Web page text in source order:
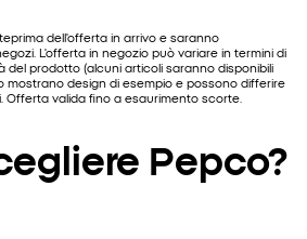
dell'offerta in arrivo e saranno
L'offerta in negozio può variare in termini di
del prodotto (alcuni articoli saranno disponibili
mostrano design di esempio e possono differire
Offerta valida fino a esaurimento scorte.
Pepco?